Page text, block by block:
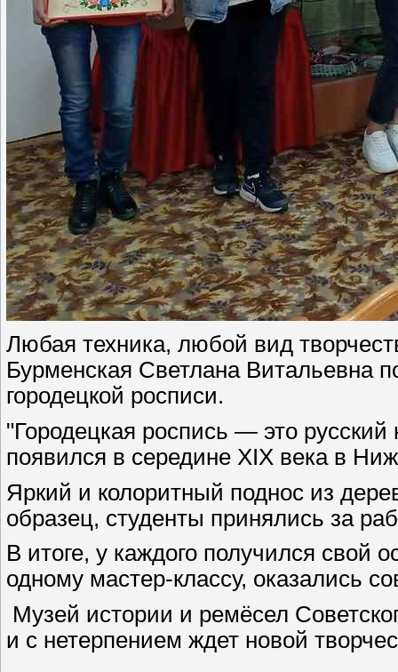
Любая техника, любой вид
Бурменская Светлана Витальевна
городецкой росписи.
"Городецкая роспись — это
появился в середине XIX века в
Яркий и колоритный поднос из
образец, студенты принялись за
В итоге, у каждого получился
одному мастер-классу, оказались
Музей истории и ремёсел
и с нетерпением ждет новой